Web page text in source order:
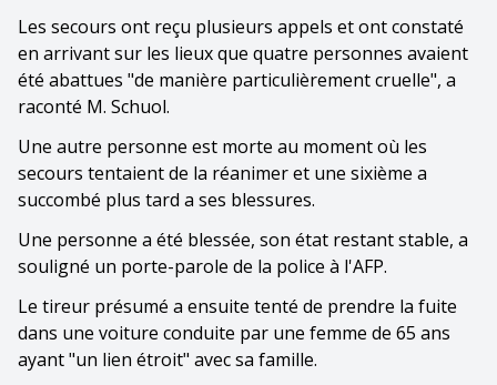
Les secours ont reçu plusieurs appels et ont constaté
en arrivant sur les lieux que quatre personnes avaient
été abattues "de manière particulièrement cruelle", a
raconté M. Schuol.
Une autre personne est morte au moment où les
secours tentaient de la réanimer et une sixième a
succombé plus tard a ses blessures.
Une personne a été blessée, son état restant stable, a
souligné un porte-parole de la police à l'AFP.
Le tireur présumé a ensuite tenté de prendre la fuite
dans une voiture conduite par une femme de 65 ans
ayant "un lien étroit" avec sa famille.